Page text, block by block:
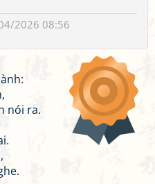
2026 08:56
nói ra.